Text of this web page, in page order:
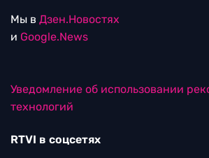
Мы в Дзен.Новостях
и Google.News
Уведомление об использовании
технологий
RTVI в соцсетях